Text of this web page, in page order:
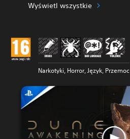
Wyświetl wszystkie
Narkotyki, Horror, Język, Przemoc